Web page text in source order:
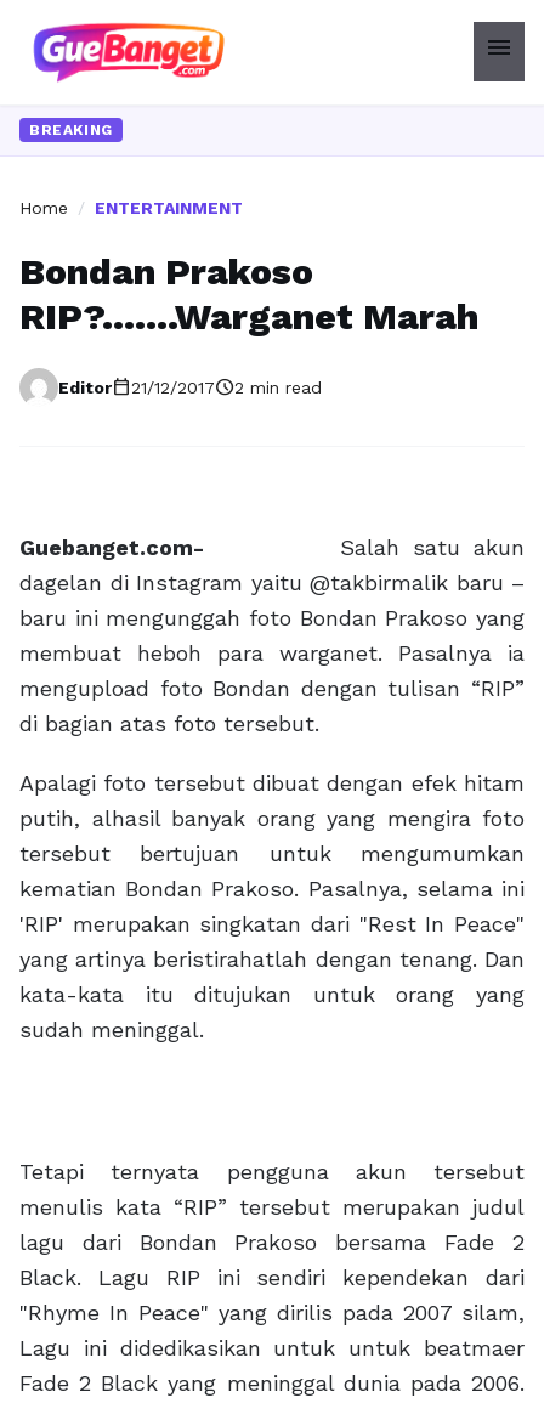
menu
BREAKING
Home / ENTERTAINMENT
Bondan Prakoso
RIP?…….Warganet Marah
Editorcalendar_today21/12/2017schedule2 min read
Guebanget.com-
Salah satu akun
dagelan di Instagram yaitu @takbirmalik baru –
baru ini mengunggah foto Bondan Prakoso yang
membuat heboh para warganet. Pasalnya ia
mengupload foto Bondan dengan tulisan “RIP”
di bagian atas foto tersebut.
Apalagi foto tersebut dibuat dengan efek hitam
putih, alhasil banyak orang yang mengira foto
tersebut bertujuan untuk mengumumkan
kematian Bondan Prakoso. Pasalnya, selama ini
'RIP' merupakan singkatan dari "Rest In Peace"
yang artinya beristirahatlah dengan tenang. Dan
kata-kata itu ditujukan untuk orang yang
sudah meninggal.
Tetapi ternyata pengguna akun tersebut
menulis kata “RIP” tersebut merupakan judul
lagu dari Bondan Prakoso bersama Fade 2
Black. Lagu RIP ini sendiri kependekan dari
"Rhyme In Peace" yang dirilis pada 2007 silam,
Lagu ini didedikasikan untuk untuk beatmaer
Fade 2 Black yang meninggal dunia pada 2006.